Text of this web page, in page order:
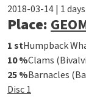
2018-03-14 | 1
Place:
1 stHumpback
10 %Clams
25 %Barnacles
Disc 1